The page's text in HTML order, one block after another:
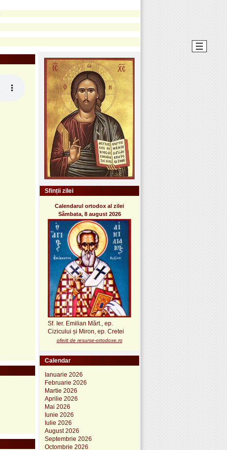
Sfinții zilei
Calendarul ortodox al zilei
Sâmbata, 8 august 2026
Sf. Ier. Emilian Mărt., ep.
Cizicului și Miron, ep. Cretei
oferit de resurse-ortodoxe.ro
Calendar
Ianuarie 2026
Februarie 2026
Martie 2026
Aprilie 2026
Mai 2026
Iunie 2026
Iulie 2026
August 2026
Septembrie 2026
Octombrie 2026